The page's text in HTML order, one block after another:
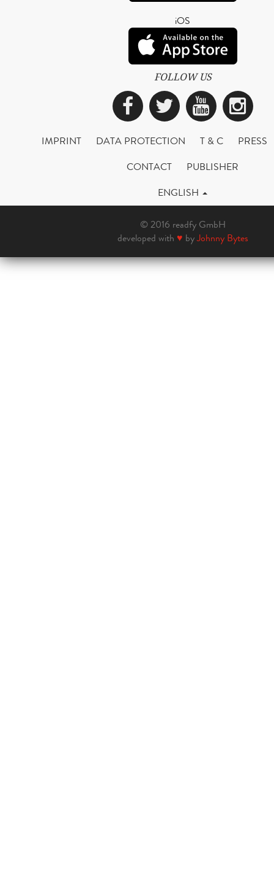
iOS
FOLLOW US
Facebook
Twitter
IMPRINT DATA PROTECTION T & C
PRESS
CONTACT
PUBLISHER
ENGLISH
© 2016 readfy GmbH
developed with ♥ byJohnny Bytes